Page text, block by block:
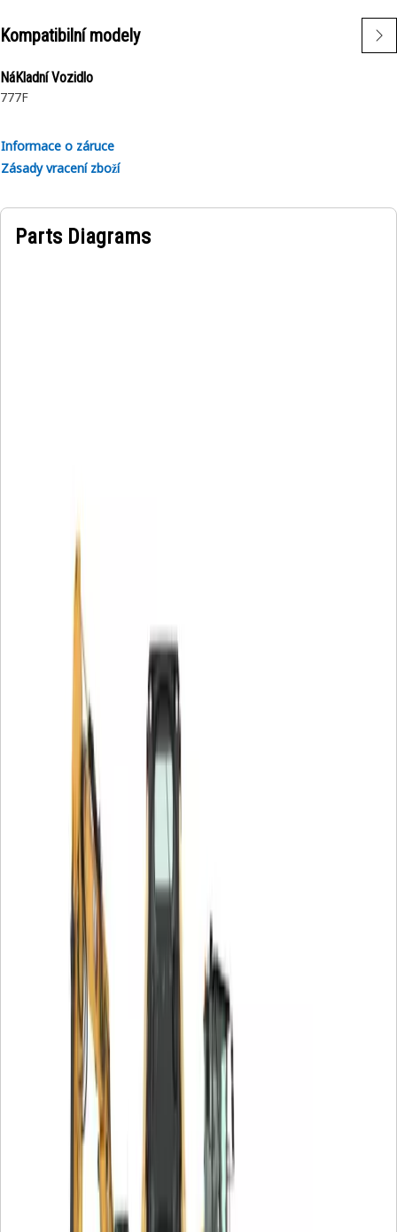
• Velikost základny A-1
• Jedna/difuzorová žárovka
Použití:
• Použití při vysokých vibracích
Kompatibilní modely
NáKladní Vozidlo
777F
Informace o záruce
Zásady vracení zboží
Parts Diagrams